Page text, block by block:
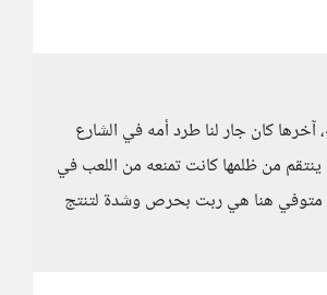
آخرها كان جار لنا طرد أمه في الشارع
من ظلمها كانت تمنعه من اللعب في
متوفي هنا هي ربت بحرص وشدة لتنتج